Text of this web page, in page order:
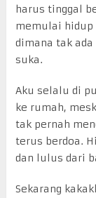
harus tinggal
memulai hidup
dimana tak
suka.
Aku selalu di
ke rumah,
tak pernah
terus berdoa.
dan lulus dari
Sekarang